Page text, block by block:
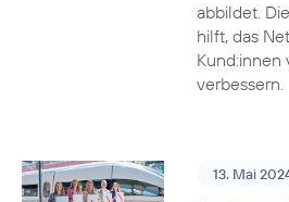
abbildet.
hilft, das
Kund:innen
verbessern.
13. Mai